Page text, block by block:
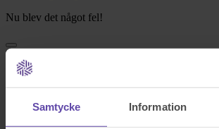
Samtycke Information
Nu blev det något fel!
Testa igen och om det fortfarande inte fungerar
support@familjensjurist.se.
Stäng